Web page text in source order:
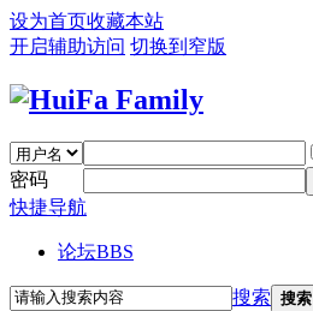
设为首页收藏本站
开启辅助访问 切换到窄版
密码
快捷导航
论坛BBS
搜索 搜索